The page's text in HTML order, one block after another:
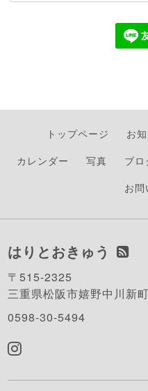
トップページ お
カレンダー
写真 ブロ
お
はりとおきゅう
〒515-2325
三重県松阪市嬉野中川新
0598-30-5494